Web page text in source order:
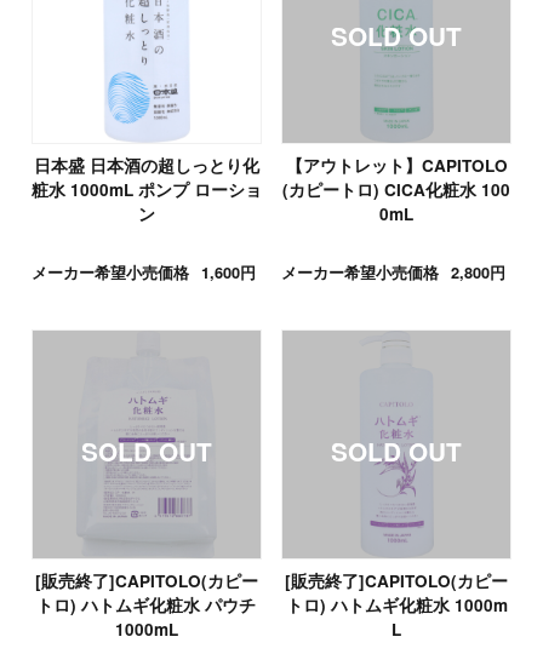
日本盛 日本酒の超しっとり化
粧水 1000mL ポンプ ローショ
ン
メーカー希望小売価格 1,600円
【アウトレット】CAPITOLO
(カピートロ) CICA化粧水 100
0mL
メーカー希望小売価格 2,800円
[販売終了]CAPITOLO(カピー
トロ) ハトムギ化粧水 パウチ
1000mL
[販売終了]CAPITOLO(カピー
トロ) ハトムギ化粧水 1000m
L